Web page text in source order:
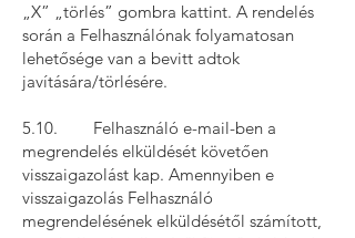
„X” „törlés” gombra kattint. A rendelés
során a Felhasználónak folyamatosan
lehetősége van a bevitt adtok
javítására/törlésére.
5.10. Felhasználó e-mail-ben a
megrendelés elküldését követően
visszaigazolást kap. Amennyiben e
visszaigazolás Felhasználó
megrendelésének elküldésétől számított,